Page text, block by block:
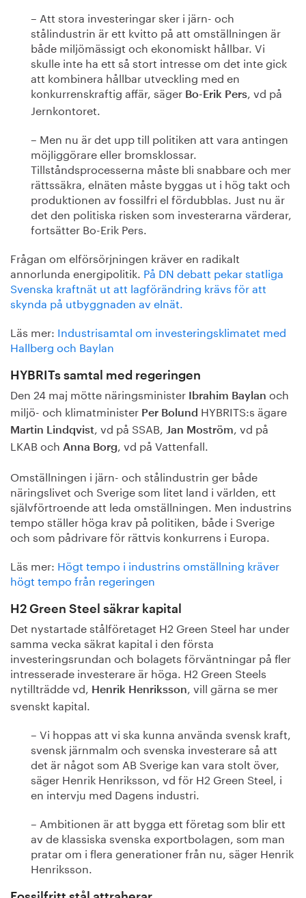
– Att stora investeringar sker i järn- och
stålindustrin är ett kvitto på att omställningen är
både miljömässigt och ekonomiskt hållbar. Vi
skulle inte ha ett så stort intresse om det inte gick
att kombinera hållbar utveckling med en
konkurrenskraftig affär, säger Bo-Erik Pers, vd på
Jernkontoret.
– Men nu är det upp till politiken att vara antingen
möjliggörare eller bromsklossar.
Tillståndsprocesserna måste bli snabbare och mer
rättssäkra, elnäten måste byggas ut i hög takt och
produktionen av fossilfri el fördubblas. Just nu är
det den politiska risken som investerarna värderar,
fortsätter Bo-Erik Pers.
Frågan om elförsörjningen kräver en radikalt
annorlunda energipolitik. På DN debatt pekar statliga
Svenska kraftnät ut att lagförändring krävs för att
skynda på utbyggnaden av elnät.
Läs mer: Industrisamtal om investeringsklimatet med
Hallberg och Baylan
HYBRITs samtal med regeringen
Den 24 maj mötte näringsminister Ibrahim Baylan och
miljö- och klimatminister Per Bolund HYBRITS:s ägare
Martin Lindqvist, vd på SSAB, Jan Moström, vd på
LKAB och Anna Borg, vd på Vattenfall.
Omställningen i järn- och stålindustrin ger både
näringslivet och Sverige som litet land i världen, ett
självförtroende att leda omställningen. Men industrins
tempo ställer höga krav på politiken, både i Sverige
och som pådrivare för rättvis konkurrens i Europa.
Läs mer: Högt tempo i industrins omställning kräver
högt tempo från regeringen
H2 Green Steel säkrar kapital
Det nystartade stålföretaget H2 Green Steel har under
samma vecka säkrat kapital i den första
investeringsrundan och bolagets förväntningar på fler
intresserade investerare är höga. H2 Green Steels
nytillträdde vd, Henrik Henriksson, vill gärna se mer
svenskt kapital.
– Vi hoppas att vi ska kunna använda svensk kraft,
svensk järnmalm och svenska investerare så att
det är något som AB Sverige kan vara stolt över,
säger Henrik Henriksson, vd för H2 Green Steel, i
en intervju med Dagens industri.
– Ambitionen är att bygga ett företag som blir ett
av de klassiska svenska exportbolagen, som man
pratar om i flera generationer från nu, säger Henrik
Henriksson.